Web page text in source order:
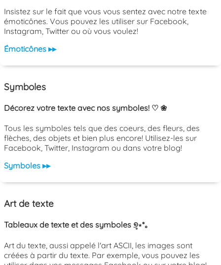
Insistez sur le fait que vous vous sentez avec notre texte
émoticônes. Vous pouvez les utiliser sur Facebook,
Instagram, Twitter ou où vous voulez!
Émoticônes ▸▸
Symboles
Décorez votre texte avec nos symboles! ♡ ❀
Tous les symboles tels que des coeurs, des fleurs, des
flèches, des objets et bien plus encore! Utilisez-les sur
Facebook, Twitter, Instagram ou dans votre blog!
Symboles ▸▸
Art de texte
Tableaux de texte et des symboles ୭̥⋆*｡
Art du texte, aussi appelé l'art ASCII, les images sont
créées à partir du texte. Par exemple, vous pouvez les